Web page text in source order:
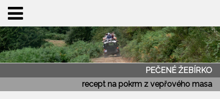
PEČENÉ ŽEBÍRKO
recept na pokrm z vepřového masa